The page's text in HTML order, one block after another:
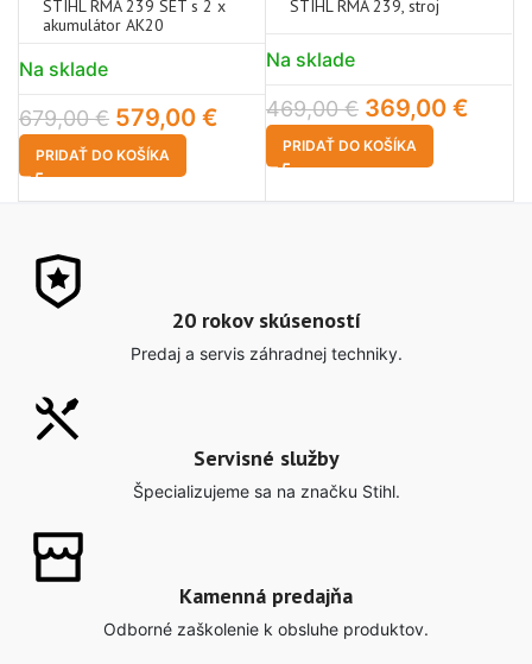
STIHL RMA 239 SET s 2 x
akumulátor AK20
Na sklade
679,00€ 579,00 €
PRIDAŤ DO KOŠÍKA
STIHL RMA 239, stroj
Na sklade
469,00€ 369,00 €
PRIDAŤ DO KOŠÍKA
20 rokov skúseností
Predaj a servis záhradnej techniky.
Servisné služby
Špecializujeme sa na značku Stihl.
Kamenná predajňa
Odborné zaškolenie k obsluhe produktov.